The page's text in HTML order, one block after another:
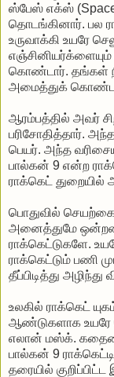
ஸ்பேஸ் எக்ஸ்
தொடங்கினார். பல
உருவாக்கி உயரே
கொண்டார். தங்கள்
அமைத்துக்
ஆரம்பத்தில் அவர்
பரிசோதித்தார்.
பெயர். அந்த
பால்கன் 9 என்ற
ராக்கெட் துறையில்
பொதுவில்
அனைத்துமே ஒன்றன்
ராக்கெட்டுகளே.
ராக்கெட்டும் பணி
தீப்பிடித்து அழிந்து
உலகில் ராக்கெட்
ஆண்டுகளாக உயரே
எலான் மஸ்க்.
பால்கன் 9
தரையில்